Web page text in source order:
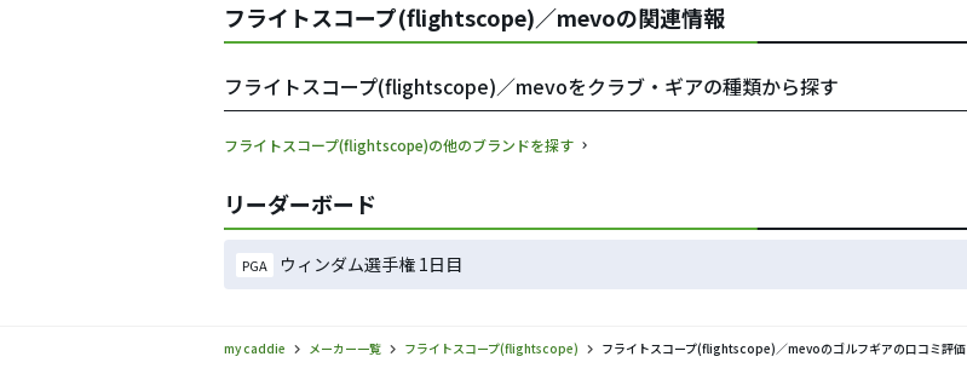
フライトスコープ(flightscope)／mevoの関連情報
フライトスコープ(flightscope)／mevoをクラブ・ギアの種類から探す
フライトスコープ(flightscope)の他のブランドを探す
リーダーボード
PGA ウィンダム選手権 1日目
my caddie メーカー一覧 フライトスコープ(flightscope) フライトスコープ(flightscope)／mevoのゴルフギアの口コミ評価